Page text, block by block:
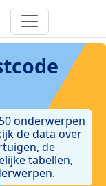
onderwerpen
de data over
de
tabellen,